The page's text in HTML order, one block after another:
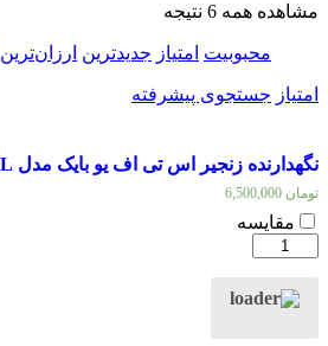
مشاهده همه 6 نتیجه
محبوبیت امتیاز جدیدترین ارزان‌ترین
امتیاز جستجوی پیشرفته
نگهدارنده زنجیر اس تی اف یو بایک مدل TRAIL
تومان
مقایسه
نگهدارنده
اس